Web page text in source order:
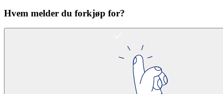
Hvem melder du forkjøp for?